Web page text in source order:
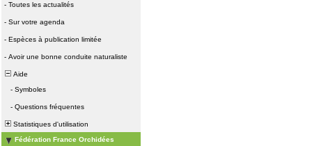
- Toutes les actualités
- Sur votre agenda
- Espèces à publication limitée
- Avoir une bonne conduite naturaliste
Aide
- Symboles
- Questions fréquentes
Statistiques d'utilisation
Fédération France Orchidées